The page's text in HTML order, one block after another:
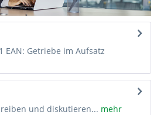
EAN: Getriebe im Aufsatz
und diskutieren... mehr